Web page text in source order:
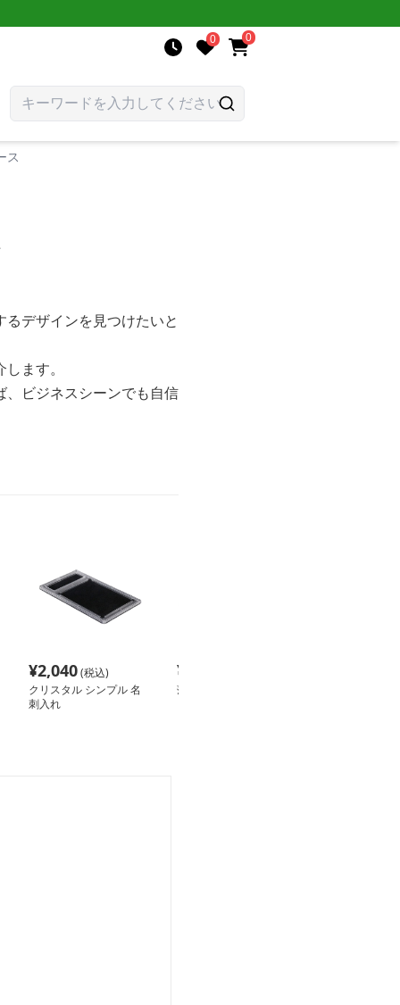
0 0
ス
デザインを見つけたいと
ます。
ビジネスシーンでも自信
¥2,040(税込)
クリスタル シンプル 名
刺入れ
¥
薄型スライド式名刺入れ